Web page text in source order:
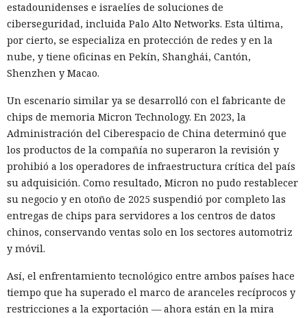
estadounidenses e israelíes de soluciones de
ciberseguridad, incluida Palo Alto Networks. Esta última,
por cierto, se especializa en protección de redes y en la
nube, y tiene oficinas en Pekín, Shanghái, Cantón,
Shenzhen y Macao.
Un escenario similar ya se desarrolló con el fabricante de
chips de memoria Micron Technology. En 2023, la
Administración del Ciberespacio de China determinó que
los productos de la compañía no superaron la revisión y
prohibió a los operadores de infraestructura crítica del país
su adquisición. Como resultado, Micron no pudo restablecer
su negocio y en otoño de 2025 suspendió por completo las
entregas de chips para servidores a los centros de datos
chinos, conservando ventas solo en los sectores automotriz
y móvil.
Así, el enfrentamiento tecnológico entre ambos países hace
tiempo que ha superado el marco de aranceles recíprocos y
restricciones a la exportación — ahora están en la mira